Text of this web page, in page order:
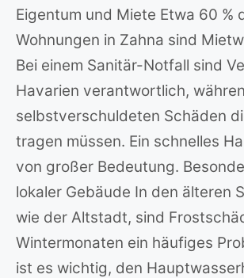
Eigentum und Miete Etwa 60 %
Wohnungen in Zahna sind
Bei einem Sanitär-Notfall sind
Havarien verantwortlich,
selbstverschuldeten Schäden
tragen müssen. Ein schnelles
von großer Bedeutung.
lokaler Gebäude In den älteren
wie der Altstadt, sind
Wintermonaten ein häufiges
ist es wichtig, den